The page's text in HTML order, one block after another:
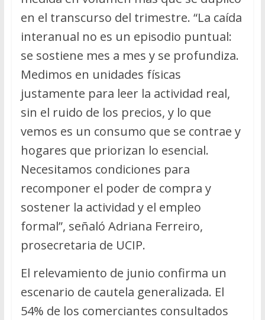
en el transcurso del trimestre. “La caída
interanual no es un episodio puntual:
se sostiene mes a mes y se profundiza.
Medimos en unidades físicas
justamente para leer la actividad real,
sin el ruido de los precios, y lo que
vemos es un consumo que se contrae y
hogares que priorizan lo esencial.
Necesitamos condiciones para
recomponer el poder de compra y
sostener la actividad y el empleo
formal”, señaló Adriana Ferreiro,
prosecretaria de UCIP.
El relevamiento de junio confirma un
escenario de cautela generalizada. El
54% de los comerciantes consultados